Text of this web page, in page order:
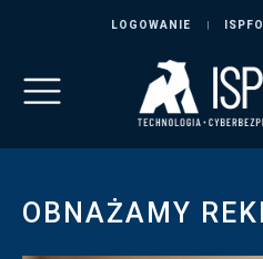
LOGOWANIE
OBNAŻAMY